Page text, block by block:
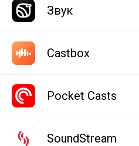
Звук
Castbox
Pocket Casts
SoundStream